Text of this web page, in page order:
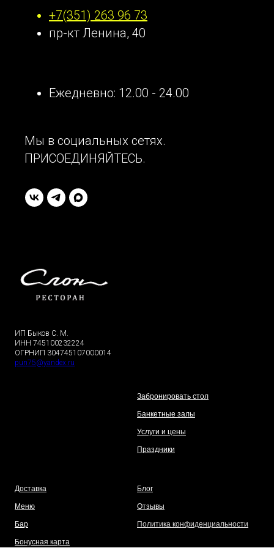
+7(351) 263 96 73
пр-кт Ленина, 40
Ежедневно: 12.00 - 24.00
Мы в социальных сетях.
ПРИСОЕДИНЯЙТЕСЬ.
ИП Быков С. М.
ИНН 745100232224
ОГРНИП 304745107000014
pun75@yandex.ru
Забронировать стол
Банкетные залы
Услуги и цены
Праздники
Доставка
Меню
Бар
Бонусная карта
Блог
Отзывы
Политика конфиденциальности